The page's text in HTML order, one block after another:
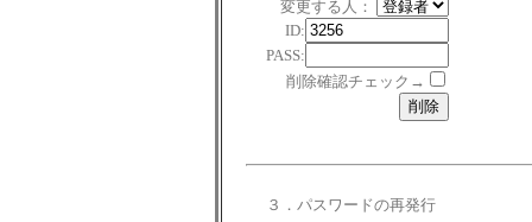
変更する人：
ID:
PASS:
削除確認チェック→
３．パスワードの再発行